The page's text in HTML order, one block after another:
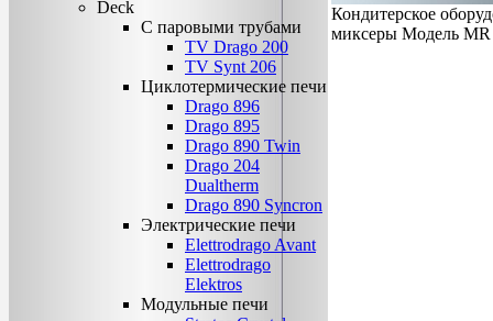
Кондитерское
миксеры Модель MR
Deck
C паровыми трубами
TV Drago 200
TV Synt 206
Циклотермические печи
Drago 896
Drago 895
Drago 890 Twin
Drago 204
Dualtherm
Drago 890 Syncron
Электрические печи
Elettrodrago Avant
Elettrodrago
Elektros
Модульные печи